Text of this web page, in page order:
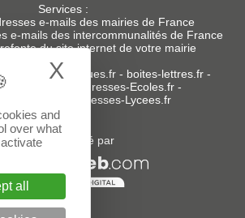
Services :
e-mails des mairies de France
e-mails des intercommunalités de France
du site internet de votre mairie
: donneespubliques.fr - boites-lettres.fr -
lettres.fr
Adresses-Ecoles.fr -
Adresses-Lycees.fr
Un service édité par
and
over what
all
X Hide cookie